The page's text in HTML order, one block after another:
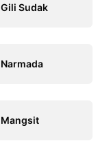
Gili Sudak
Narmada
Mangsit